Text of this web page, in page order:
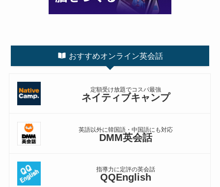
おすすめオンライン英会話
定額受け放題でコスパ最強
ネイティブキャンプ
英語以外に韓国語・中国語にも対応
DMM英会話
指導力に定評の英会話
QQEnglish